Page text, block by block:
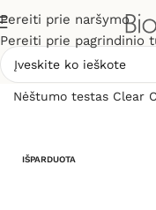
Pereiti prie naršymo
Pereiti prie pagrindinio
Nėštumo testas Clear
IŠPARDUOTA